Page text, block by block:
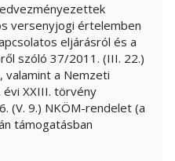
versenyjogi értelemben
eljárásról és a
szóló 37/2011. (III. 22.)
valamint a Nemzeti
évi XXIII. törvény
(V. 9.) NKÖM-rendelet (a
támogatásban